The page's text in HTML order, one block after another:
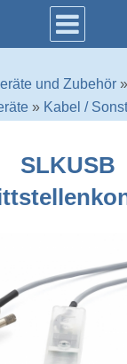
und Zubehör »
» Kabel /
SLKUSB